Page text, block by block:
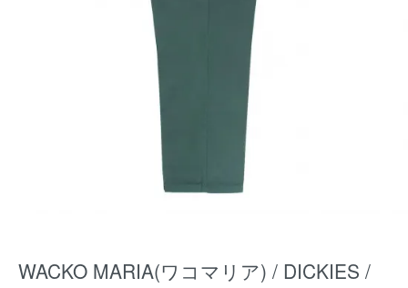
WACKO MARIA(ワコマリア) / DICKIES /